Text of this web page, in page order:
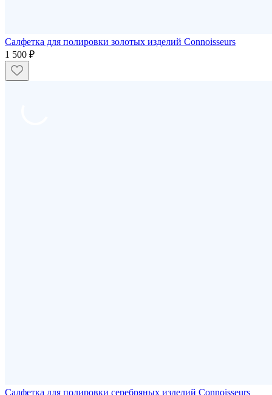
Салфетка для полировки золотых изделий Connoisseurs
1 500 ₽
Салфетка для полировки серебряных изделий Connoisseurs